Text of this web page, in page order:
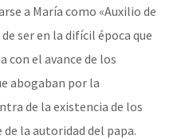
a María como «Auxilio de
ser en la difícil época que
con el avance de los
abogaban por la
de la existencia de los
la autoridad del papa.